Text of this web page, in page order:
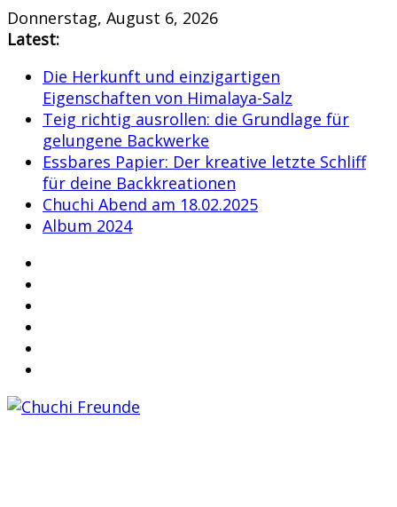
Skip
to
Donnerstag, August 6, 2026
Latest:
Die Herkunft und einzigartigen
Eigenschaften von Himalaya-Salz
Teig richtig ausrollen: die Grundlage für
gelungene Backwerke
Essbares Papier: Der kreative letzte Schliff
für deine Backkreationen
Chuchi Abend am 18.02.2025
Album 2024